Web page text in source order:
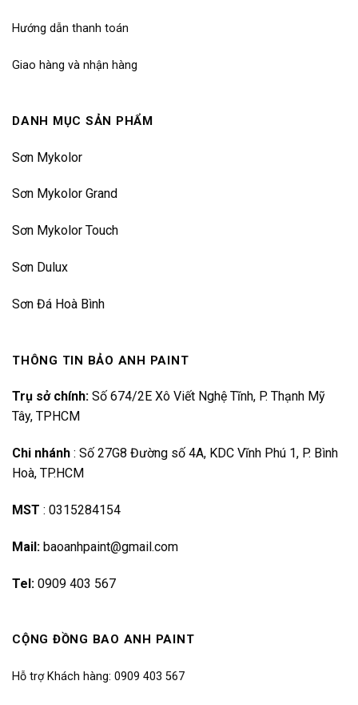
Hướng dẫn thanh toán
Giao hàng và nhận hàng
DANH MỤC SẢN PHẨM
Sơn Mykolor
Sơn Mykolor Grand
Sơn Mykolor Touch
Sơn Dulux
Sơn Đá Hoà Bình
THÔNG TIN BẢO ANH PAINT
Trụ sở chính: Số 674/2E Xô Viết Nghệ Tĩnh, P. Thạnh Mỹ
Tây, TPHCM
Chi nhánh : Số 27G8 Đường số 4A, KDC Vĩnh Phú 1, P. Bình
Hoà, TP.HCM
MST : 0315284154
Mail: baoanhpaint@gmail.com
Tel: 0909 403 567
CỘNG ĐỒNG BAO ANH PAINT
Hỗ trợ Khách hàng: 0909 403 567